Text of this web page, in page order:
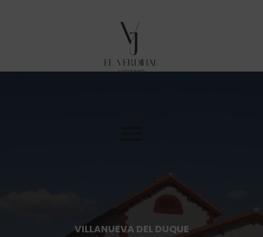
VILLANUEVA DEL DUQUE